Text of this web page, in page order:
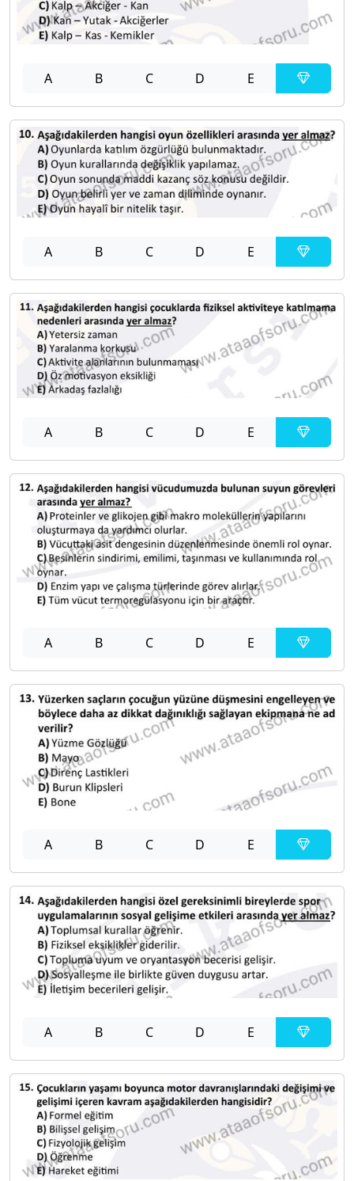
A B C D E
A B C D E
A B C D E
A B C D E
A B C D E
A B C D E